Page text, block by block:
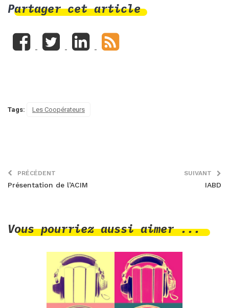
Partager cet article
Tags: Les Coopérateurs
PRÉCÉDENT
Présentation de l’ACIM
SUIVANT
IABD
Vous pourriez aussi aimer ...